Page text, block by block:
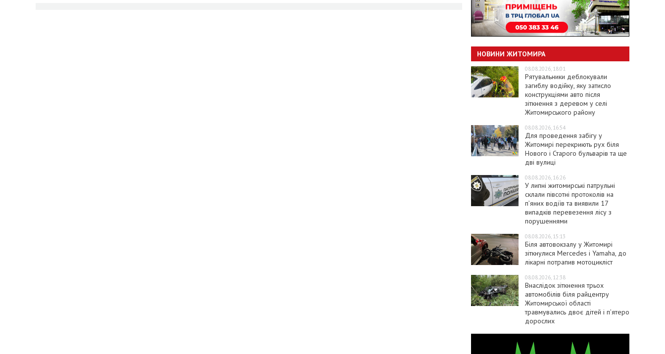
НОВИНИ ЖИТОМИРА
08.08.2026, 18:01
Рятувальники деблокували
загиблу водійку, яку затисло
конструкціями авто після
зіткнення з деревом у селі
Житомирського району
08.08.2026, 16:54
Для проведення забігу у
Житомирі перекриють рух біля
Нового і Старого бульварів та ще
дві вулиці
08.08.2026, 16:26
У липні житомирські патрульні
склали півсотні протоколів на
пʼяних водіїв та виявили 17
випадків перевезення лісу з
порушеннями
08.08.2026, 15:13
Біля автовокзалу у Житомирі
зіткнулися Mercedes і Yamaha, до
лікарні потрапив мотоцикліст
08.08.2026, 12:38
Внаслідок зіткнення трьох
автомобілів біля райцентру
Житомирської області
травмувались двоє дітей і пʼятеро
дорослих